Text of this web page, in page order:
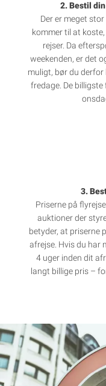
2. Bestil
Der er meget
kommer til at
rejser. Da
weekenden, er det
muligt, bør du derfor
fredage. De
3.
Priserne på
auktioner der
betyder, at priserne
afrejse. Hvis du har
4 uger inden dit
langt billige pris –